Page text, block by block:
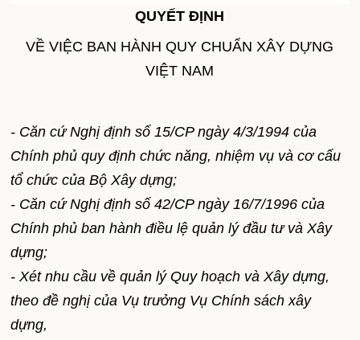
QUYẾT ĐỊNH
VỀ VIỆC BAN HÀNH QUY CHUẨN XÂY DỰNG
VIỆT NAM
- Căn cứ Nghị định số 15/CP ngày 4/3/1994 của
Chính phủ quy định chức năng, nhiệm vụ và cơ cấu
tổ chức của Bộ Xây dựng;
- Căn cứ Nghị định số 42/CP ngày 16/7/1996 của
Chính phủ ban hành điều lệ quản lý đầu tư và Xây
dựng;
- Xét nhu cầu về quản lý Quy hoạch và Xây dựng,
theo đề nghị của Vụ trưởng Vụ Chính sách xây
dựng,